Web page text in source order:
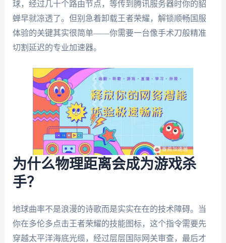
球，经过几十个路由节点，等传到腾讯服务器时你的貂
蝉早就凉透了。但别急着卸载王者荣耀，解锁顺畅国服
体验的关键其实很简单——你需要一台像手术刀般精准
切割延迟的专业加速器。
为什么物理距离会成为游戏杀
手？
地球曲率不是浪漫的诗歌而是实实在在的技术障碍。当
你在多伦多点击王者荣耀的技能图标，这个指令需要先
穿越太平洋海底光缆，经过层层国际网关审查，最后才